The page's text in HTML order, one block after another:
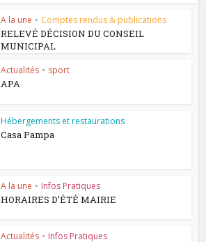
A la une • Comptes rendus & publications
RELEVÉ DÉCISION DU CONSEIL
MUNICIPAL
Actualités • sport
APA
Hébergements et restaurations
Casa Pampa
A la une • Infos Pratiques
HORAIRES D’ÉTÉ MAIRIE
Actualités • Infos Pratiques